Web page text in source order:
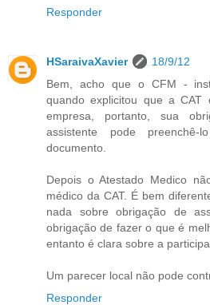
Responder
HSaraivaXavier
18/9/12
Bem, acho que o CFM -
quando explicitou que a CAT
empresa, portanto, sua
assistente pode
documento.
Depois o Atestado Medico
médico da CAT. É bem
nada sobre obrigação de
obrigação de fazer o que é
entanto é clara sobre a
Um parecer local não pode
Responder